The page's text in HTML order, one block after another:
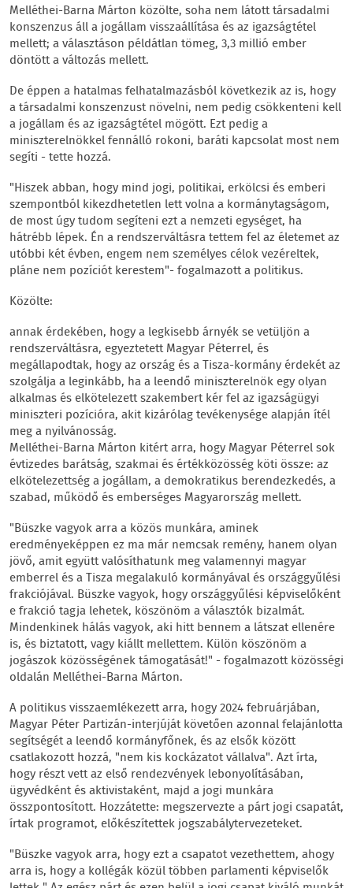
Melléthei-Barna Márton közölte, soha nem látott társadalmi
konszenzus áll a jogállam visszaállítása és az igazságtétel
mellett; a választáson példátlan tömeg, 3,3 millió ember
döntött a változás mellett.
De éppen a hatalmas felhatalmazásból következik az is, hogy
a társadalmi konszenzust növelni, nem pedig csökkenteni kell
a jogállam és az igazságtétel mögött. Ezt pedig a
miniszterelnökkel fennálló rokoni, baráti kapcsolat most nem
segíti - tette hozzá.
"Hiszek abban, hogy mind jogi, politikai, erkölcsi és emberi
szempontból kikezdhetetlen lett volna a kormánytagságom,
de most úgy tudom segíteni ezt a nemzeti egységet, ha
hátrébb lépek. Én a rendszerváltásra tettem fel az életemet az
utóbbi két évben, engem nem személyes célok vezéreltek,
pláne nem pozíciót kerestem"- fogalmazott a politikus.
Közölte:
annak érdekében, hogy a legkisebb árnyék se vetüljön a
rendszerváltásra, egyeztetett Magyar Péterrel, és
megállapodtak, hogy az ország és a Tisza-kormány érdekét az
szolgálja a leginkább, ha a leendő miniszterelnök egy olyan
alkalmas és elkötelezett szakembert kér fel az igazságügyi
miniszteri pozícióra, akit kizárólag tevékenysége alapján ítél
meg a nyilvánosság.
Melléthei-Barna Márton kitért arra, hogy Magyar Péterrel sok
évtizedes barátság, szakmai és értékközösség köti össze: az
elkötelezettség a jogállam, a demokratikus berendezkedés, a
szabad, működő és emberséges Magyarország mellett.
"Büszke vagyok arra a közös munkára, aminek
eredményeképpen ez ma már nemcsak remény, hanem olyan
jövő, amit együtt valósíthatunk meg valamennyi magyar
emberrel és a Tisza megalakuló kormányával és országgyűlési
frakciójával. Büszke vagyok, hogy országgyűlési képviselőként
e frakció tagja lehetek, köszönöm a választók bizalmát.
Mindenkinek hálás vagyok, aki hitt bennem a látszat ellenére
is, és biztatott, vagy kiállt mellettem. Külön köszönöm a
jogászok közösségének támogatását!" - fogalmazott közösségi
oldalán Melléthei-Barna Márton.
A politikus visszaemlékezett arra, hogy 2024 februárjában,
Magyar Péter Partizán-interjúját követően azonnal felajánlotta
segítségét a leendő kormányfőnek, és az elsők között
csatlakozott hozzá, "nem kis kockázatot vállalva". Azt írta,
hogy részt vett az első rendezvények lebonyolításában,
ügyvédként és aktivistaként, majd a jogi munkára
összpontosított. Hozzátette: megszervezte a párt jogi csapatát,
írtak programot, előkészítettek jogszabálytervezeteket.
"Büszke vagyok arra, hogy ezt a csapatot vezethettem, ahogy
arra is, hogy a kollégák közül többen parlamenti képviselők